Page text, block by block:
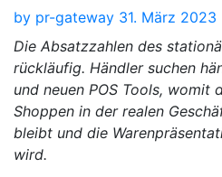
by pr-gateway 31. März 2023
Die Absatzzahlen des
rückläufig. Händler suchen
und neuen POS Tools, womit
Shoppen in der realen
bleibt und die
wird.